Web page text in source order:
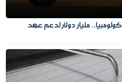
مليار دولار لدعم عهد